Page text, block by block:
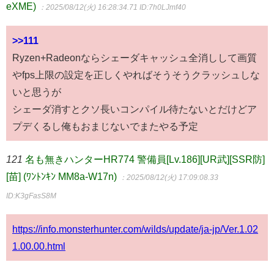
eXME)
：2025/08/12(火) 16:28:34.71 ID:7h0LJmf40
>>111
Ryzen+Radeonならシェーダキャッシュ全消しして画質
やfps上限の設定を正しくやればそうそうクラッシュしな
いと思うが
シェーダ消すとクソ長いコンパイル待たないとだけどア
プデくるし俺もおまじないでまたやる予定
121 名も無きハンターHR774 警備員[Lv.186][UR武][SSR防]
[苗] (ﾜﾝﾄﾝｷﾝ MM8a-W17n)
：2025/08/12(火) 17:09:08.33
ID:K3gFasS8M
https://info.monsterhunter.com/wilds/update/ja-jp/Ver.1.02
1.00.00.html